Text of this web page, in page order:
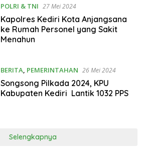
POLRI & TNI 27 Mei 2024
Kapolres Kediri Kota Anjangsana
ke Rumah Personel yang Sakit
Menahun
BERITA, PEMERINTAHAN 26 Mei 2024
Songsong Pilkada 2024, KPU
Kabupaten Kediri Lantik 1032 PPS
Selengkapnya